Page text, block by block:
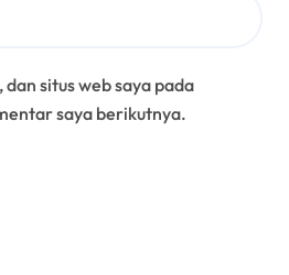
situs web saya pada
saya berikutnya.